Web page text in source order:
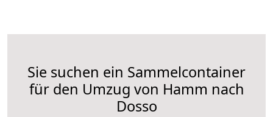
Sie suchen ein Sammelcontainer
für den Umzug von Hamm nach
Dosso